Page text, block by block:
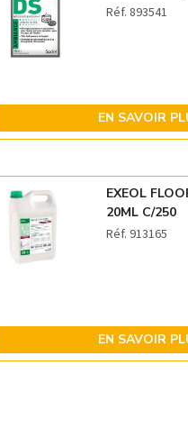
Réf. 893541
EN SAVOIR
EXEOL
20ML C/250
Réf. 913165
EN SAVOIR